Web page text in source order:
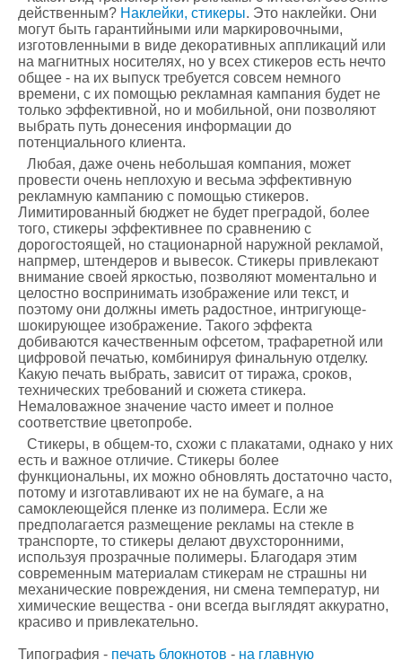
действенным? Наклейки, стикеры. Это наклейки. Они
могут быть гарантийными или маркировочными,
изготовленными в виде декоративных аппликаций или
на магнитных носителях, но у всех стикеров есть нечто
общее - на их выпуск требуется совсем немного
времени, с их помощью рекламная кампания будет не
только эффективной, но и мобильной, они позволяют
выбрать путь донесения информации до
потенциального клиента.
Любая, даже очень небольшая компания, может
провести очень неплохую и весьма эффективную
рекламную кампанию с помощью стикеров.
Лимитированный бюджет не будет преградой, более
того, стикеры эффективнее по сравнению с
дорогостоящей, но стационарной наружной рекламой,
напрмер, штендеров и вывесок. Стикеры привлекают
внимание своей яркостью, позволяют моментально и
целостно воспринимать изображение или текст, и
поэтому они должны иметь радостное, интригующе-
шокирующее изображение. Такого эффекта
добиваются качественным офсетом, трафаретной или
цифровой печатью, комбинируя финальную отделку.
Какую печать выбрать, зависит от тиража, сроков,
технических требований и сюжета стикера.
Немаловажное значение часто имеет и полное
соответствие цветопробе.
Стикеры, в общем-то, схожи с плакатами, однако у них
есть и важное отличие. Стикеры более
функциональны, их можно обновлять достаточно часто,
потому и изготавливают их не на бумаге, а на
самоклеющейся пленке из полимера. Если же
предполагается размещение рекламы на стекле в
транспорте, то стикеры делают двухсторонними,
используя прозрачные полимеры. Благодаря этим
современным материалам стикерам не страшны ни
механические повреждения, ни смена температур, ни
химические вещества - они всегда выглядят аккуратно,
красиво и привлекательно.
Типография - печать блокнотов - на главную